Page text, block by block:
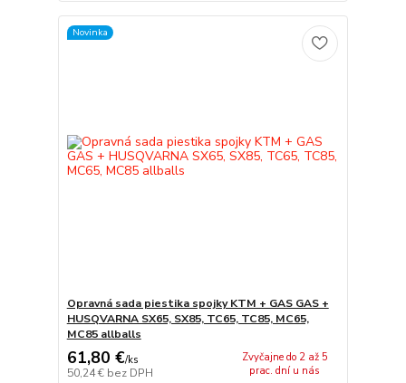
Novinka
Opravná sada piestika spojky KTM + GAS GAS +
HUSQVARNA SX65, SX85, TC65, TC85, MC65,
MC85 allballs
61,80 €/ks
50,24 € bez DPH
Zvyčajne do 2 až 5
prac. dní u nás